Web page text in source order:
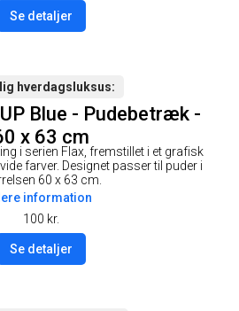
Se detaljer
hverdagsluksus
Blue - Pudebetræk -
x 63 cm
i serien Flax, fremstillet i et grafisk
farver. Designet passer til puder i
60 x 63 cm.
100 kr.
Se detaljer
information